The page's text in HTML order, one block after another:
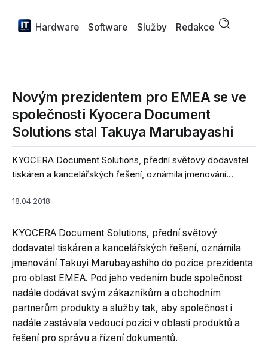
Hardware Software Služby Redakce
Novým prezidentem pro EMEA se ve
společnosti Kyocera Document
Solutions stal Takuya Marubayashi
KYOCERA Document Solutions, přední světový dodavatel
tiskáren a kancelářských řešení, oznámila jmenování...
18.04.2018
KYOCERA Document Solutions, přední světový
dodavatel tiskáren a kancelářských řešení, oznámila
jmenování Takuyi Marubayashiho do pozice prezidenta
pro oblast EMEA. Pod jeho vedením bude společnost
nadále dodávat svým zákazníkům a obchodním
partnerům produkty a služby tak, aby společnost i
nadále zastávala vedoucí pozici v oblasti produktů a
řešení pro správu a řízení dokumentů.